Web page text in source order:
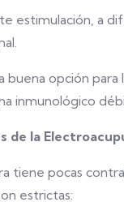
estimulación, a
buena opción para
inmunológico
de la
tiene pocas
estrictas: